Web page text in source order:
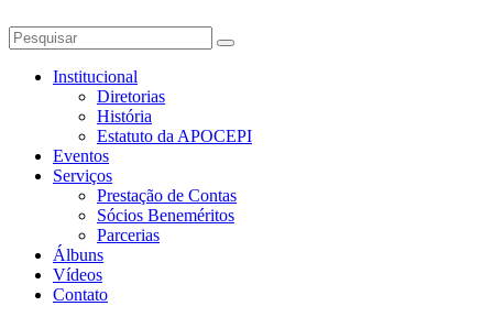
Institucional
Diretorias
História
Estatuto da APOCEPI
Eventos
Serviços
Prestação de Contas
Sócios Beneméritos
Parcerias
Álbuns
Vídeos
Contato